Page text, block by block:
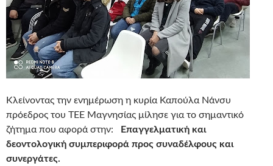
Κλείνοντας την ενημέρωση η κυρία Καπούλα Νάνσυ
πρόεδρος του ΤΕΕ Μαγνησίας μίλησε για το σημαντικό
ζήτημα που αφορά στην:
Επαγγελματική και
δεοντολογική συμπεριφορά προς συναδέλφους και
συνεργάτες.